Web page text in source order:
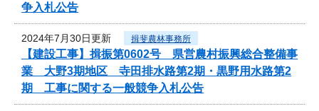
争入札公告
2024年7月30日更新 揖斐農林事務所
【建設工事】揖振第0602号 県営農村振興総合整備事
業 大野3期地区 寺田排水路第2期・黒野用水路第2
期 工事に関する一般競争入札公告